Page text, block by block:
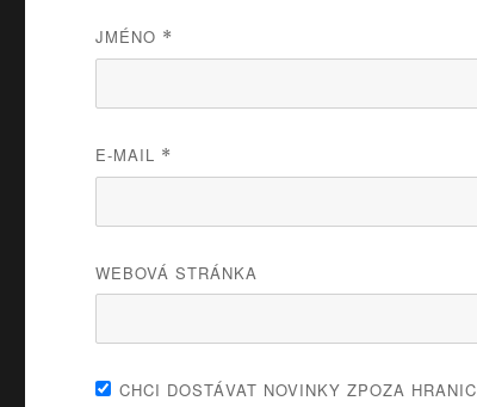
JMÉNO *
E-MAIL *
WEBOVÁ STRÁNKA
CHCI DOSTÁVAT NOVINKY ZPOZA HRANIC